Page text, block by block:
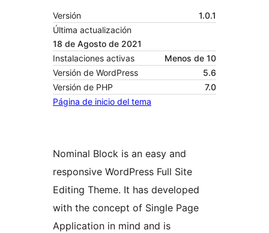
Versión
1.0.1
Última actualización
18 de Agosto de 2021
Instalaciones activas
Menos de 10
Versión de WordPress
5.6
Versión de PHP
7.0
Página de inicio del tema
Nominal Block is an easy and
responsive WordPress Full Site
Editing Theme. It has developed
with the concept of Single Page
Application in mind and is